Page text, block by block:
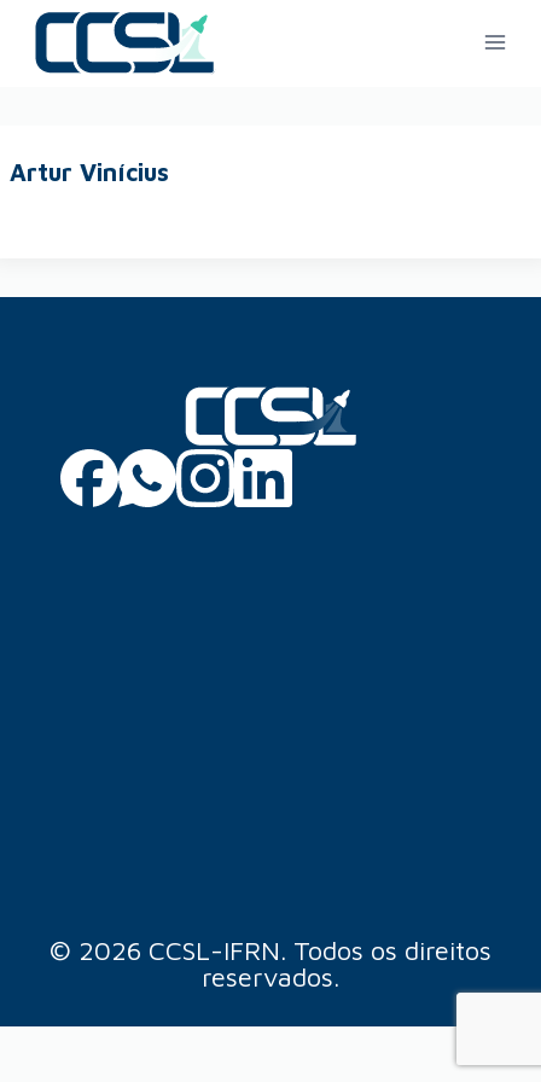
Artur Vinícius
© 2026 CCSL-IFRN. Todos os direitos
reservados.